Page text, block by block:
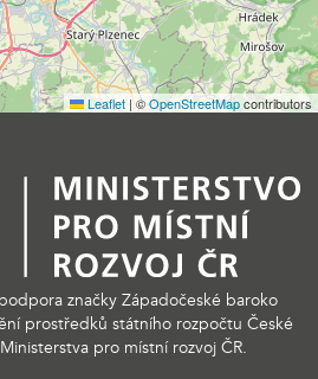
Leaflet |©OpenStreetMapcontributors
značky Západočeské baroko
prostředků státního rozpočtu České
pro místní rozvoj ČR.